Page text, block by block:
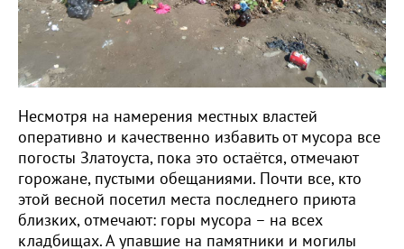
Несмотря на намерения местных властей
оперативно и качественно избавить от мусора все
погосты Златоуста, пока это остаётся, отмечают
горожане, пустыми обещаниями. Почти все, кто
этой весной посетил места последнего приюта
близких, отмечают: горы мусора – на всех
кладбищах. А упавшие на памятники и могилы